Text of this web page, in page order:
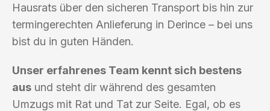
Hausrats über den sicheren Transport bis hin zur
termingerechten Anlieferung in Derince – bei uns
bist du in guten Händen.
Unser erfahrenes Team kennt sich bestens
aus und steht dir während des gesamten
Umzugs mit Rat und Tat zur Seite. Egal, ob es